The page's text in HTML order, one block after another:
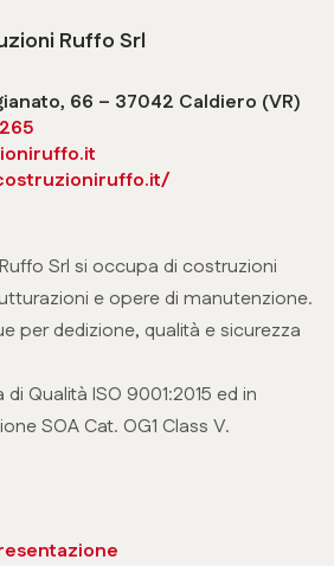
Ruffo Srl
66 – 37042 Caldiero (VR)
Srl si occupa di costruzioni
e opere di manutenzione.
per dedizione, qualità e sicurezza
Qualità ISO 9001:2015 ed in
SOA Cat. OG1 Class V.